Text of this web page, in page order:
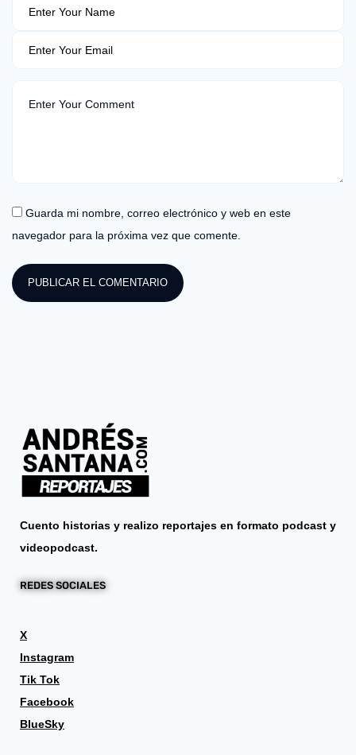
Guarda mi nombre, correo electrónico y web en este
navegador para la próxima vez que comente.
Cuento historias y realizo reportajes en formato podcast y
videopodcast.
REDES SOCIALES
X
Instagram
Tik Tok
Facebook
BlueSky